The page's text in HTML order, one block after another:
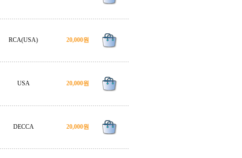
RCA(USA) 20,000원
USA 20,000원
DECCA 20,000원